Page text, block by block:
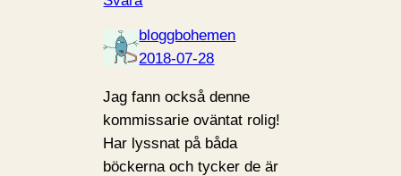
bloggbohemen
2018-07-28
Jag fann också denne
kommissarie oväntat rolig!
Har lyssnat på båda
böckerna och tycker de är